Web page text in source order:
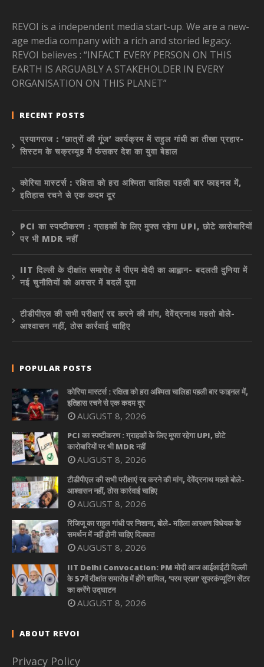
REVOI is a independent media start-up. We are a new-
age media company with a rich and storied legacy.
REVOI believes : “INFACT EVERY PERSON ON THIS
EARTH IS ARGUABLY A STAKEHOLDER IN EVERY
ORGANISATION ON THIS PLANET”
RECENT POSTS
प्रयागराज : ‘छात्रों की गूंज’ कार्यक्रम में राहुल गांधी का तीखा प्रहार-
सिस्टम के चक्रव्यूह में फंसकर देश का युवा बेहाल
कोरिया मास्टर्स : रक्षिता को हरा अश्मिता चालिहा पहली बार फाइनल में,
इतिहास रचने से एक कदम दूर
PCI का स्पष्टीकरण : ग्राहकों के लिए मुफ्त रहेगा UPI, छोटे कारोबारियों
पर भी MDR नहीं
IIT दिल्ली के दीक्षांत समारोह में पीएम मोदी का आह्वान- बदलती दुनिया में
नई चुनौतियों को अवसर में बदलें युवा
टीडीपीएल की सभी परीक्षाएं रद्द करने की मांग, देवेंद्रनाथ महतो बोले-
आश्वासन नहीं, ठोस कार्रवाई चाहिए
POPULAR POSTS
कोरिया मास्टर्स : रक्षिता को हरा अश्मिता चालिहा पहली बार फाइनल में,
इतिहास रचने से एक कदम दूर
AUGUST 8, 2026
PCI का स्पष्टीकरण : ग्राहकों के लिए मुफ्त रहेगा UPI, छोटे
कारोबारियों पर भी MDR नहीं
AUGUST 8, 2026
टीडीपीएल की सभी परीक्षाएं रद्द करने की मांग, देवेंद्रनाथ महतो बोले-
आश्वासन नहीं, ठोस कार्रवाई चाहिए
AUGUST 8, 2026
रिजिजू का राहुल गांधी पर निशाना, बोले- महिला आरक्षण विधेयक के
समर्थन में नहीं होनी चाहिए दिक्कत
AUGUST 8, 2026
IIT Delhi Convocation: PM मोदी आज आईआईटी दिल्ली
के 57वें दीक्षांत समारोह में होंगे शामिल, ‘परम प्रज्ञा’ सुपरकंप्यूटिंग सेंटर
का करेंगे उद्घाटन
AUGUST 8, 2026
ABOUT REVOI
Privacy Policy